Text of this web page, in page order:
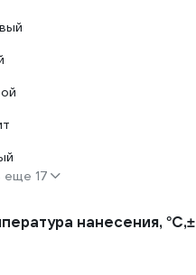
еще 17
нанесения, °C,±